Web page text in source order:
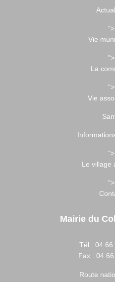
">
Vie
">
La
">
Vie
">
Le village
">
Mairie du
Tél : 04 66
Fax : 04
Route